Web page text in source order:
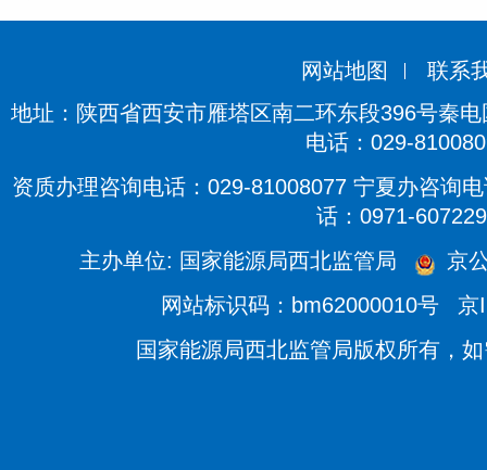
网站地图
联系
地址：陕西省西安市雁塔区南二环东段396号秦
电话：029-
资质办理咨询电话：029-81008077 宁夏办咨询
话：0971-
主办单位: 国家能源局西北监管局
京
网站标识码：bm62000010号
京
国家能源局西北监管局版权所有，